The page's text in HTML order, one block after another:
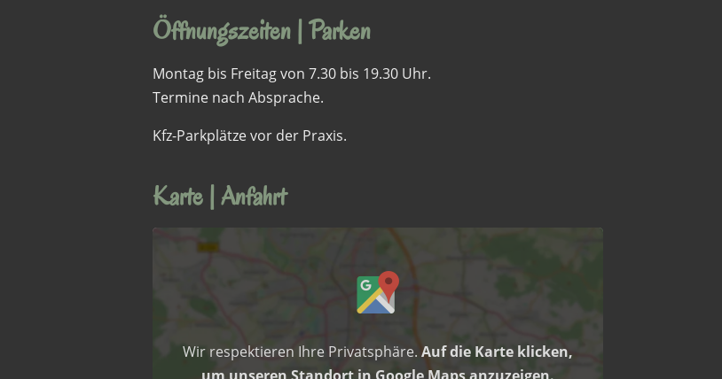
Öffnungszeiten | Parken
Montag bis Freitag von 7.30 bis 19.30 Uhr.
Termine nach Absprache.
Kfz-Parkplätze vor der Praxis.
Karte | Anfahrt
Inhalt
Wir respektieren Ihre Privatsphäre. Auf die Karte klicken,